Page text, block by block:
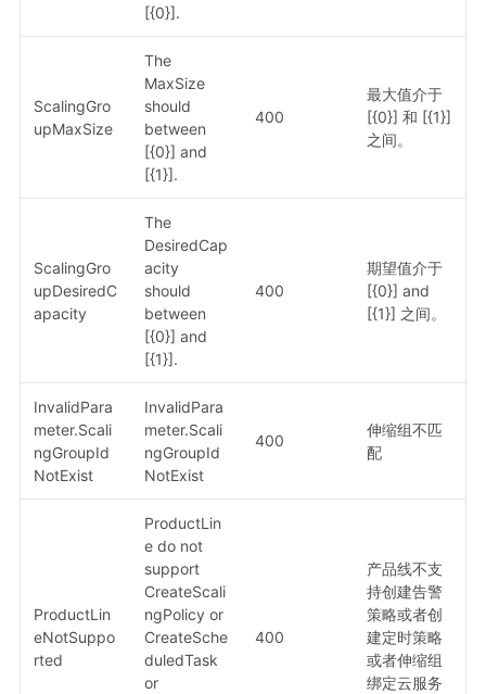
[{0}].
ScalingGro
upMaxSize
The
MaxSize
should
between
[{0}] and
[{1}].
400
最大值介于
[{0}] 和 [{1}]
之间。
ScalingGro
upDesiredC
apacity
The
DesiredCap
acity
should
between
[{0}] and
[{1}].
400
期望值介于
[{0}] and
[{1}] 之间。
InvalidPara
meter.Scali
ngGroupId
NotExist
InvalidPara
meter.Scali
ngGroupId
NotExist
400
伸缩组不匹
配
ProductLin
eNotSuppo
rted
ProductLin
e do not
support
CreateScali
ngPolicy or
CreateSche
duledTask
or
400
产品线不支
持创建告警
策略或者创
建定时策略
或者伸缩组
绑定云服务